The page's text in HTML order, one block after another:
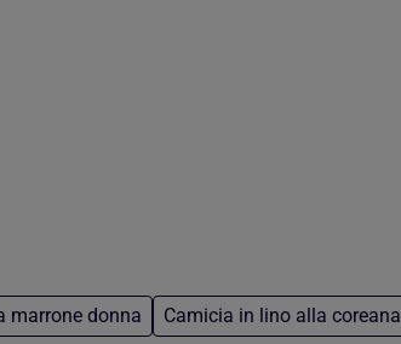
marrone donna Camicia in lino alla coreana